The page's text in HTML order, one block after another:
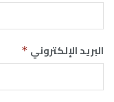
البريد الإلكتروني *